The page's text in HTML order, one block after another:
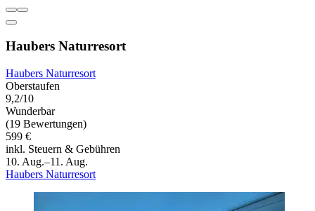
Haubers Naturresort
Haubers Naturresort
Oberstaufen
9,2/10
Wunderbar
(19 Bewertungen)
599 €
inkl. Steuern & Gebühren
10. Aug.–11. Aug.
Haubers Naturresort